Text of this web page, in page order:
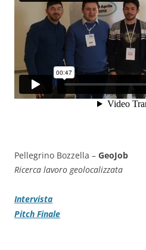
Pellegrino Bozzella – GeoJob
Ricerca lavoro geolocalizzata
Intervista
Pitch Finale